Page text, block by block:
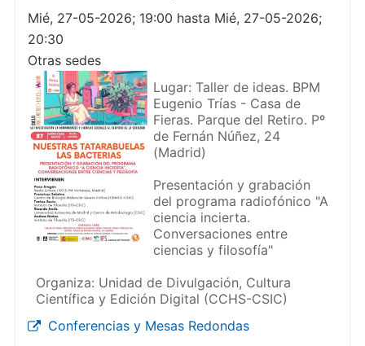
Mié, 27-05-2026; 19:00 hasta Mié, 27-05-2026;
20:30
Otras sedes
Lugar: Taller de ideas. BPM
Eugenio Trías - Casa de
Fieras. Parque del Retiro. Pº
de Fernán Núñez, 24
(Madrid)
Presentación y grabación
del programa radiofónico "A
ciencia incierta.
Conversaciones entre
ciencias y filosofía"
Organiza: Unidad de Divulgación, Cultura
Científica y Edición Digital (CCHS-CSIC)
Conferencias y Mesas Redondas